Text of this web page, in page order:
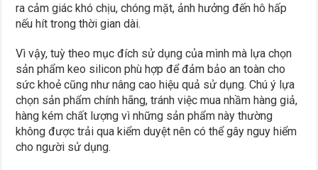
ra cảm giác khó chịu, chóng mặt, ảnh hưởng đến hô hấp
nếu hít trong thời gian dài.
Vì vậy, tuỳ theo mục đích sử dụng của mình mà lựa chọn
sản phẩm keo silicon phù hợp để đảm bảo an toàn cho
sức khoẻ cũng như nâng cao hiệu quả sử dụng. Chú ý lựa
chọn sản phẩm chính hãng, tránh việc mua nhầm hàng giả,
hàng kém chất lượng vì những sản phẩm này thường
không được trải qua kiểm duyệt nên có thể gây nguy hiểm
cho người sử dụng.